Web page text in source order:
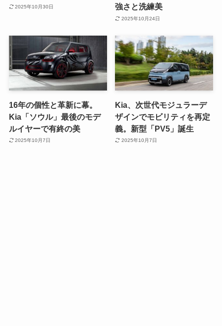
2025年10月30日
強さと洗練美
2025年10月24日
16年の個性と革新に幕。
Kia「ソウル」最後のモデ
ルイヤーで有終の美
2025年10月7日
Kia、次世代モジュラーデ
ザインでモビリティを再定
義。新型「PV5」誕生
2025年10月7日